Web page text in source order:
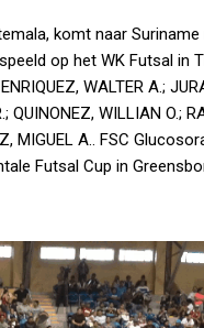
komt naar
op het WK Futsal in
WALTER A.;
QUINONEZ, WILLIAN O.;
MIGUEL A.. FSC
Futsal Cup in